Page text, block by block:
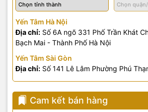
Yến Tâm Hà Nội
Địa chỉ: Số 6A ngõ 331 Phố Trần Khát
Bạch Mai - Thành Phố Hà Nội
Yến Tâm Sài Gòn
Địa chỉ: Số 141 Lê Lâm Phường Phú
Cam kết bán hàng